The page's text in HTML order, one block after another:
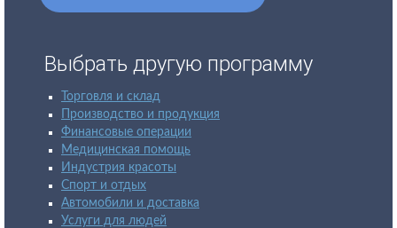
Выбрать другую программу
Торговля и склад
Производство и продукция
Финансовые операции
Медицинская помощь
Индустрия красоты
Спорт и отдых
Автомобили и доставка
Услуги для людей